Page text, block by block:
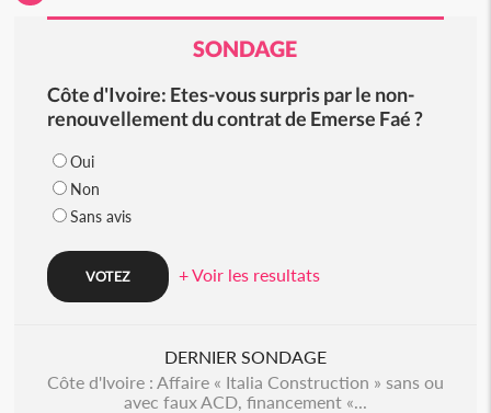
SONDAGE
Côte d'Ivoire: Etes-vous surpris par le non-
renouvellement du contrat de Emerse Faé ?
Oui
Non
Sans avis
+ Voir les resultats
DERNIER SONDAGE
Côte d'Ivoire : Affaire « Italia Construction » sans ou
avec faux ACD, financement «...